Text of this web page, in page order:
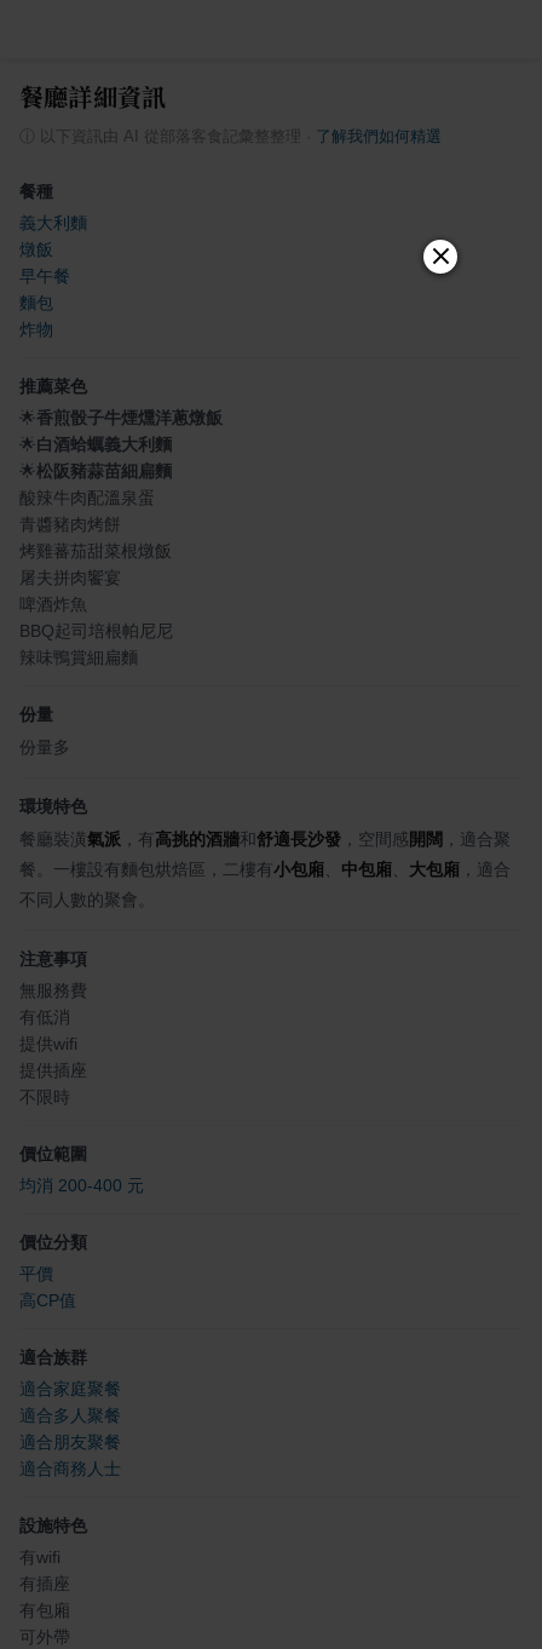
餐廳詳細資訊
以下資訊由 AI 從部落客食記彙整整理 了解我們如何精選
餐種
義大利麵
燉飯
早午餐
麵包
炸物
推薦菜色
🌟香煎骰子牛煙燻洋蔥燉飯
🌟白酒蛤蠣義大利麵
🌟松阪豬蒜苗細扁麵
酸辣牛肉配溫泉蛋
青醬豬肉烤餅
烤雞蕃茄甜菜根燉飯
屠夫拼肉饗宴
啤酒炸魚
BBQ起司培根帕尼尼
辣味鴨賞細扁麵
份量
份量多
環境特色
餐廳裝潢氣派 ，有高挑的酒牆和舒適長沙發 ，空間感開闊 ，適合聚
餐。一樓設有麵包烘焙區，二樓有小包廂 中包廂 大包廂 ，適合
不同人數的聚會。
注意事項
無服務費
有低消
提供wifi
提供插座
不限時
價位範圍
均消 200-400 元
價位分類
平價
高CP值
適合族群
適合家庭聚餐
適合多人聚餐
適合朋友聚餐
適合商務人士
設施特色
有wifi
有插座
有包廂
可外帶